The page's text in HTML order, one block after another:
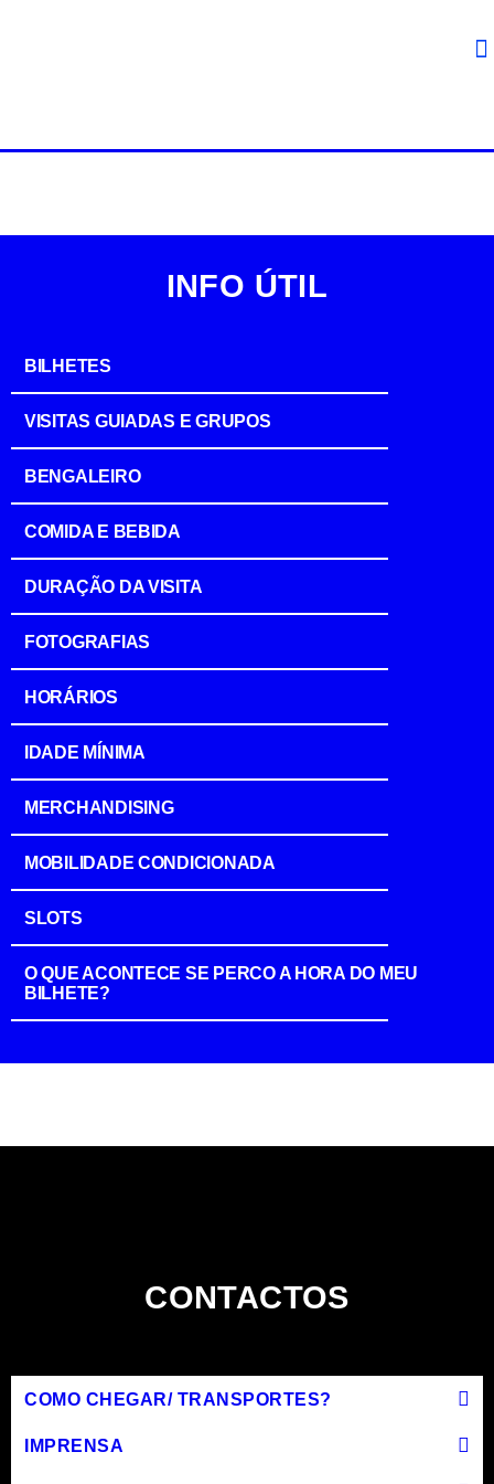
INFO ÚTIL
BILHETES
VISITAS GUIADAS E GRUPOS
BENGALEIRO
COMIDA E BEBIDA
DURAÇÃO DA VISITA
FOTOGRAFIAS
HORÁRIOS
IDADE MÍNIMA
MERCHANDISING
MOBILIDADE CONDICIONADA
SLOTS
O QUE ACONTECE SE PERCO A HORA DO MEU
BILHETE?
CONTACTOS
COMO CHEGAR/ TRANSPORTES?
IMPRENSA